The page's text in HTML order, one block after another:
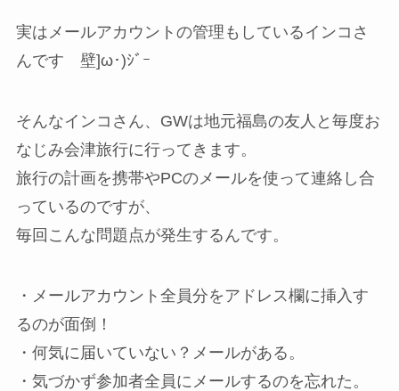
実はメールアカウントの管理もしているインコさ
んです 壁]ω･)ｼﾞｰ
そんなインコさん、GWは地元福島の友人と毎度お
なじみ会津旅行に行ってきます。
旅行の計画を携帯やPCのメールを使って連絡し合
っているのですが、
毎回こんな問題点が発生するんです。
・メールアカウント全員分をアドレス欄に挿入す
るのが面倒！
・何気に届いていない？メールがある。
・気づかず参加者全員にメールするのを忘れた。